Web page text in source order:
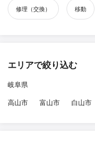
修理（交換） 移動
エリアで絞り込む
岐阜県
高山市
富山市 白山市